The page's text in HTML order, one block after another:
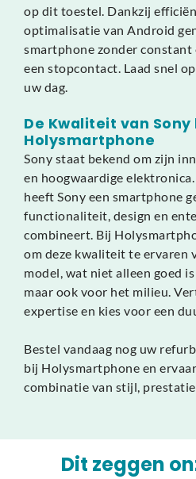
op dit toestel. Dankzij
optimalisatie van Android
smartphone zonder constant
een stopcontact. Laad snel
uw dag.
De Kwaliteit van Sony
Holysmartphone
Sony staat bekend om zijn
en hoogwaardige
heeft Sony een smartphone
functionaliteit, design en
combineert. Bij
om deze kwaliteit te ervaren
model, wat niet alleen goed
maar ook voor het milieu.
expertise en kies voor een
Bestel vandaag nog uw
bij Holysmartphone en
combinatie van stijl,
Dit zeggen